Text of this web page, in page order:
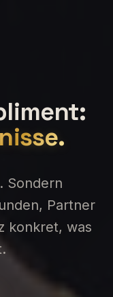
Sondern
Partner
konkret, was